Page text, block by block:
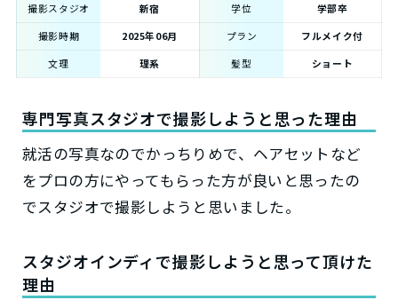
撮影スタジオ 新宿 学位 学部卒
撮影時期 2025年06月 プラン フルメイク付
文理 理系 髪型 ショート
専門写真スタジオで撮影しようと思った理由
就活の写真なのでかっちりめで、ヘアセットなど
をプロの方にやってもらった方が良いと思ったの
でスタジオで撮影しようと思いました。
スタジオインディで撮影しようと思って頂けた
理由